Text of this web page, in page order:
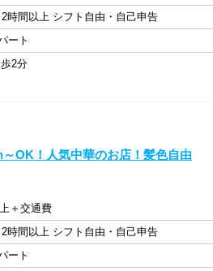
時間以上 シフト自由・自己申告
ート
2分
～OK！人気中華のお店！髪色自由
＋交通費
時間以上 シフト自由・自己申告
ート